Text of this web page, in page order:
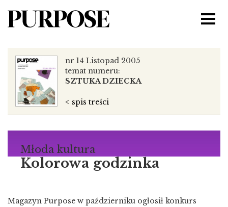
Młoda kultura
Kolorowa godzinka
Magazyn Purpose w październiku ogłosił konkurs
nr 14 Listopad 2005
temat numeru:
SZTUKA DZIECKA
< spis treści